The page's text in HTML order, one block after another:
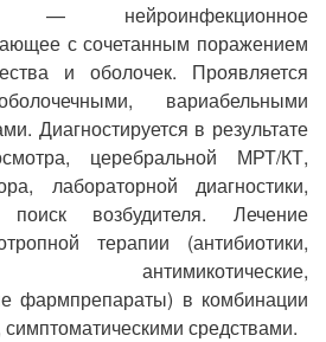
— нейроинфекционное
с сочетанным поражением
и оболочек. Проявляется
вариабельными
Диагностируется в результате
церебральной МРТ/КТ,
лабораторной диагностики,
возбудителя. Лечение
терапии (антибиотики,
антимикотические,
фармпрепараты) в комбинации
симптоматическими средствами.